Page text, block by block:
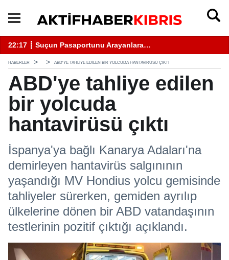
22:17 ┋ Suçun Pasaportunu Arayanlara…
HABERLER ABD'YE TAHLIYE EDILEN BIR YOLCUDA HANTAVIRÜSÜ ÇIKTI
ABD'ye tahliye edilen
bir yolcuda
hantavirüsü çıktı
İspanya'ya bağlı Kanarya Adaları'na
demirleyen hantavirüs salgınının
yaşandığı MV Hondius yolcu gemisinde
tahliyeler sürerken, gemiden ayrılıp
ülkelerine dönen bir ABD vatandaşının
testlerinin pozitif çıktığı açıklandı.